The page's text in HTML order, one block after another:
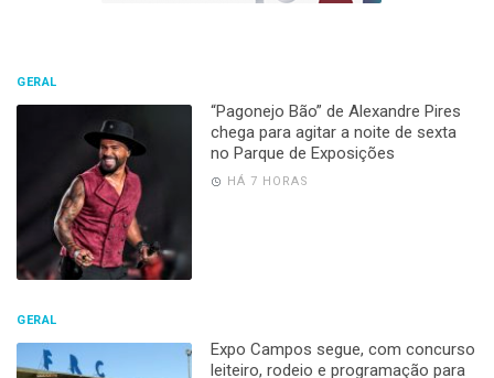
GERAL
“Pagonejo Bão” de Alexandre Pires
chega para agitar a noite de sexta
no Parque de Exposições
HÁ 7 HORAS
GERAL
Expo Campos segue, com concurso
leiteiro, rodeio e programação para